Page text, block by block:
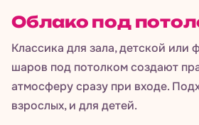
Облако под
Классика для зала, детской или
шаров под потолком создают
атмосферу сразу при входе.
взрослых, и для детей.